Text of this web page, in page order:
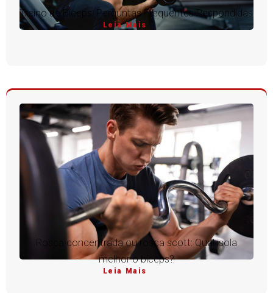
Treino de Bíceps: Perguntas Frequentes Respondidas
Leia Mais
Rosca concentrada ou rosca scott: Qual isola
melhor o bíceps?
Leia Mais